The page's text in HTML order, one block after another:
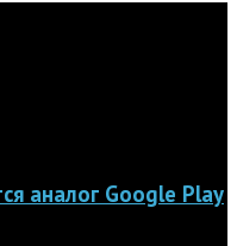
аналог Google Play